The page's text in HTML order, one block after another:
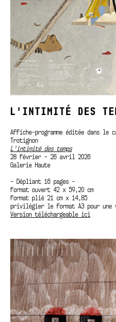
L'INTIMITÉ DES
Affiche-programme éditée dans
Trotignon
L'intimité des temps
28 février - 26 avril 2026
Galerie Haute
- Dépliant 16 pages -
format ouvert 42 x 59,20 cm
format plié 21 cm x 14,85
privilégier le format A3 pour une
Version téléchargeable ici